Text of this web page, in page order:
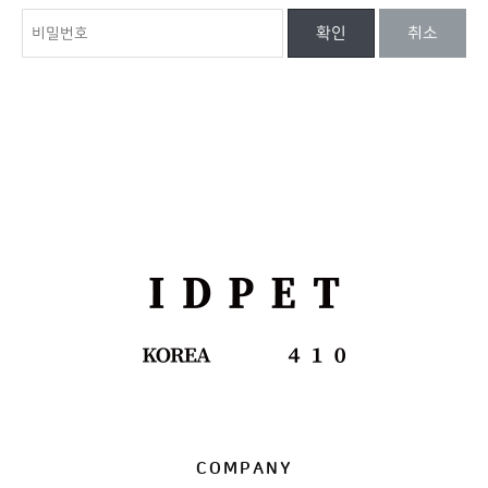
확인 취소
COMPANY